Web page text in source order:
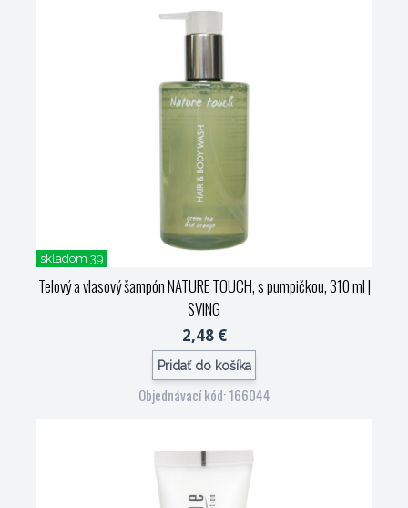
skladom 39
Telový a vlasový šampón NATURE TOUCH, s pumpičkou, 310 ml|
SVING
2,48 €
Pridať do košíka
Objednávací kód: 166044